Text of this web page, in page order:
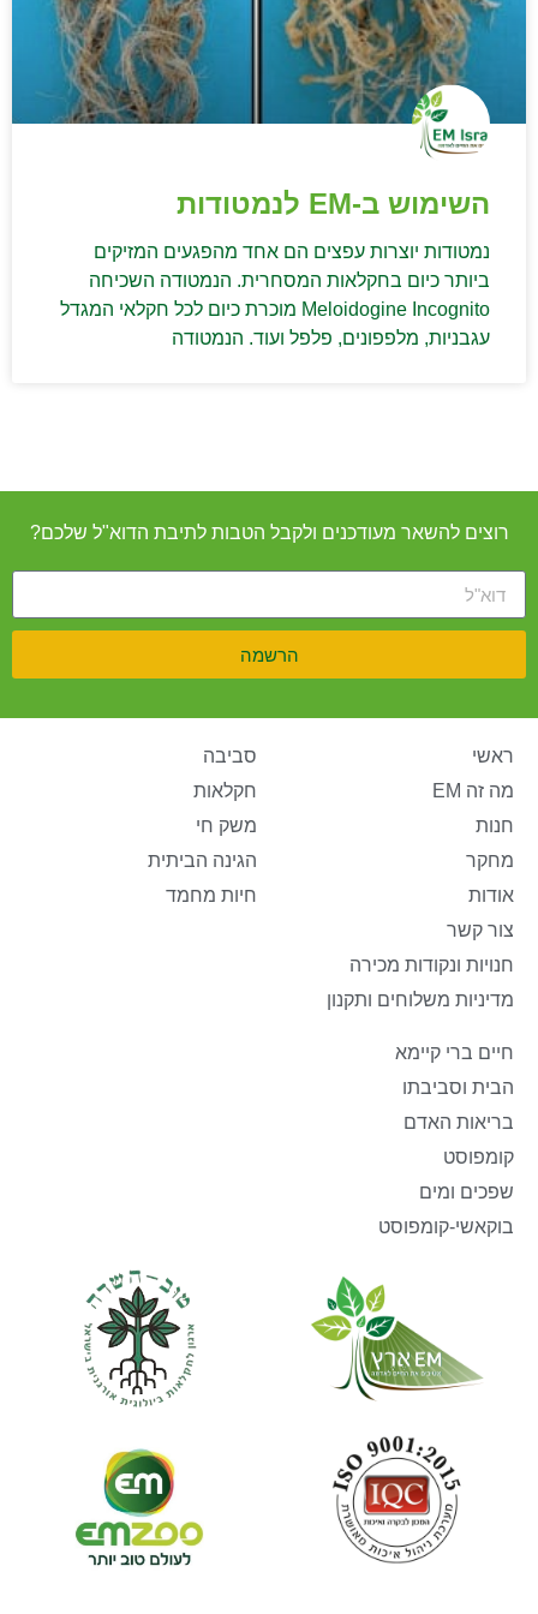
השימוש ב-EM לנמטודות
נמטודות יוצרות עפצים הם אחד מהפגעים המזיקים
ביותר כיום בחקלאות המסחרית. הנמטודה השכיחה
Meloidogine Incognito מוכרת כיום לכל חקלאי המגדל
עגבניות, מלפפונים, פלפל ועוד. הנמטודה
רוצים להשאר מעודכנים ולקבל הטבות לתיבת הדוא"ל שלכם?
הרשמה
ראשי
מה זה EM
חנות
מחקר
אודות
צור קשר
חנויות ונקודות מכירה
מדיניות משלוחים ותקנון
סביבה
חקלאות
משק חי
הגינה הביתית
חיות מחמד
חיים ברי קיימא
הבית וסביבתו
בריאות האדם
קומפוסט
שפכים ומים
בוקאשי-קומפוסט